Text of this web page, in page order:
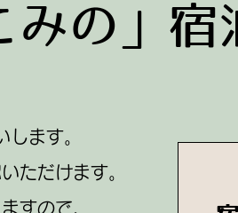
みの」宿
ます。
ただけます。
すので、